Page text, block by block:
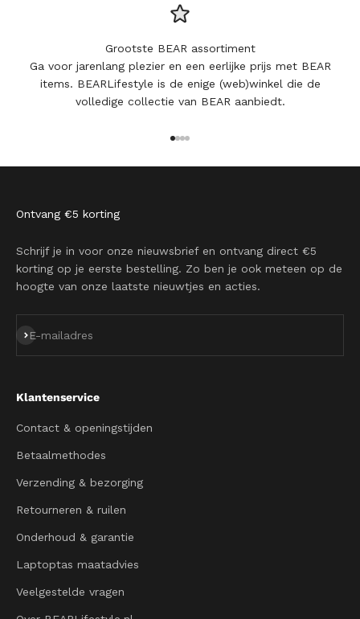
Grootste BEAR assortiment
Ga voor jarenlang plezier en een eerlijke prijs met BEAR
items. BEARLifestyle is de enige (web)winkel die de
volledige collectie van BEAR aanbiedt.
Ontvang €5 korting
Schrijf je in voor onze nieuwsbrief en ontvang direct €5
korting op je eerste bestelling. Zo ben je ook meteen op de
hoogte van onze laatste nieuwtjes en acties.
E-mailadres
Abonneren
Klantenservice
Contact & openingstijden
Betaalmethodes
Verzending & bezorging
Retourneren & ruilen
Onderhoud & garantie
Laptoptas maatadvies
Veelgestelde vragen